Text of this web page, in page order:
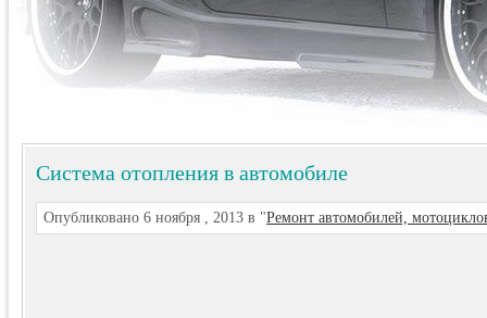
Система отопления в автомобиле
Опубликовано 6 ноября , 2013 в "Ремонт автомобилей,